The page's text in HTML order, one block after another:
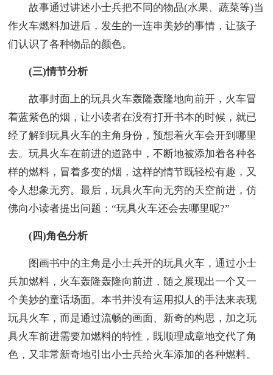
故事通过讲述小士兵把不同的物品(水果、蔬菜等)当
作火车燃料加进后，发生的一连串美妙的事情，让孩子
们认识了各种物品的颜色。
(三)情节分析
故事封面上的玩具火车轰隆轰隆地向前开，火车冒
着蓝紫色的烟，让小读者在没有打开书本的时候，就已
经了解到玩具火车的主角身份，预想着火车会开到哪里
去。玩具火车在前进的道路中，不断地被添加着各种各
样的燃料，冒着多变的烟，这样的情节既轻松有趣，又
令人想象无穷。最后，玩具火车向无穷的天空前进，仿
佛向小读者提出问题：“玩具火车还会去哪里呢?”
(四)角色分析
图画书中的主角是小士兵开的玩具火车，通过小士
兵加燃料，火车轰隆轰隆向前进，随之展现出一个又一
个美妙的童话场面。本书并没有运用拟人的手法来表现
玩具火车，而是通过流畅的画面、新奇的构思，加之玩
具火车前进需要加燃料的特性，既顺理成章地交代了角
色，又非常新奇地引出小士兵给火车添加的各种燃料。